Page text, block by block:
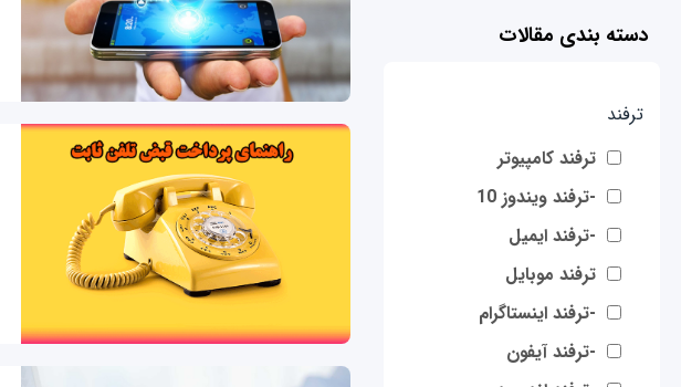
دسته بندی مقالات
ترفند
ترفند کامپیوتر
-ترفند ویندوز 10
-ترفند ایمیل
ترفند موبایل
-ترفند اینستاگرام
-ترفند آیفون